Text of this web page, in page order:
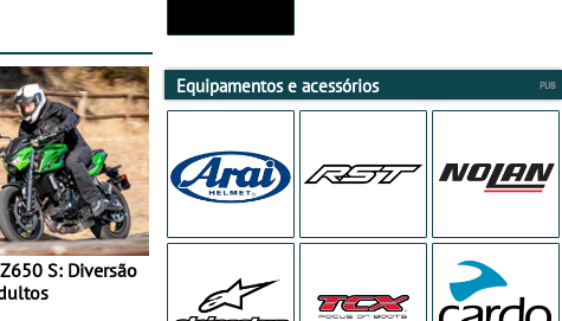
S: Diversão
Equipamentos e acessórios